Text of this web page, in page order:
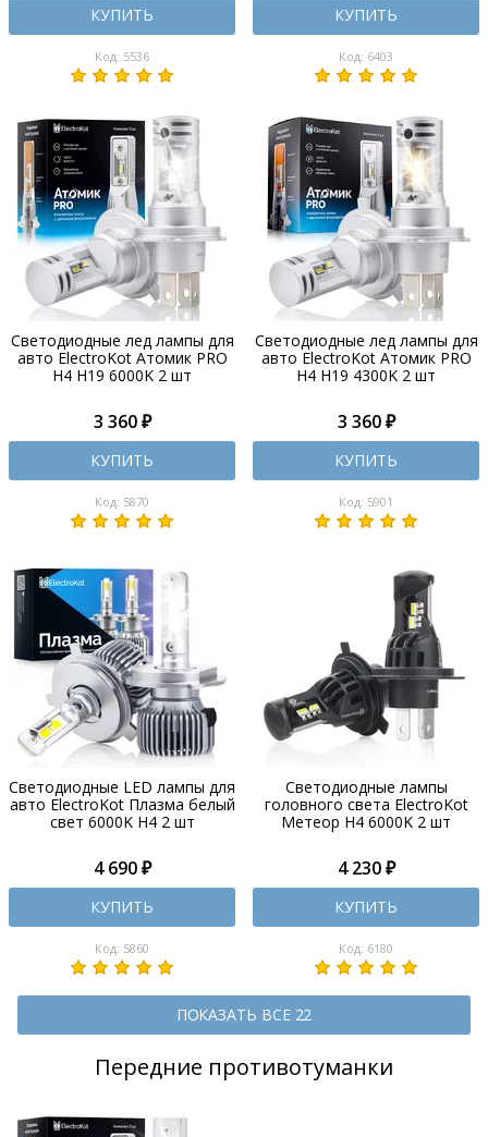
КУПИТЬ
Код: 5536
КУПИТЬ
Код: 6403
Светодиодные лед лампы для
авто ElectroKot Атомик PRO
H4 H19 6000K 2 шт
3 360 ₽
КУПИТЬ
Код: 5870
Светодиодные лед лампы для
авто ElectroKot Атомик PRO
H4 H19 4300K 2 шт
3 360 ₽
КУПИТЬ
Код: 5901
Светодиодные LED лампы для
авто ElectroKot Плазма белый
свет 6000K H4 2 шт
4 690 ₽
КУПИТЬ
Код: 5860
Светодиодные лампы
головного света ElectroKot
Метеор H4 6000K 2 шт
4 230 ₽
КУПИТЬ
Код: 6180
ПОКАЗАТЬ ВСЕ 22
Передние противотуманки